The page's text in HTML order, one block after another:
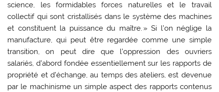
science, les formidables forces naturelles et le travail
collectif qui sont cristallisés dans le système des machines
et constituent la puissance du maître. » Si l’on néglige la
manufacture, qui peut être regardée comme une simple
transition, on peut dire que l’oppression des ouvriers
salariés, d’abord fondée essentiellement sur les rapports de
propriété et d’échange, au temps des ateliers, est devenue
par le machinisme un simple aspect des rapports contenus